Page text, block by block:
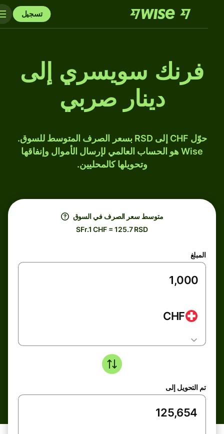
تسجيل
فرنك سويسري إلى
دينار صربي
حوّل CHF إلى RSD بسعر الصرف المتوسط للسوق.
Wise هو الحساب العالمي لإرسال الأموال وإنفاقها
وتحويلها كالمحليين.
متوسط ​​سعر الصرف في السوق
SFr.1 CHF = 125.7 RSD
المبلغ
CHF
تم التحويل إلى